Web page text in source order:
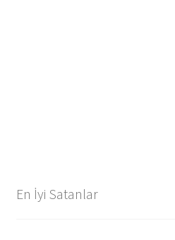
En İyi Satanlar